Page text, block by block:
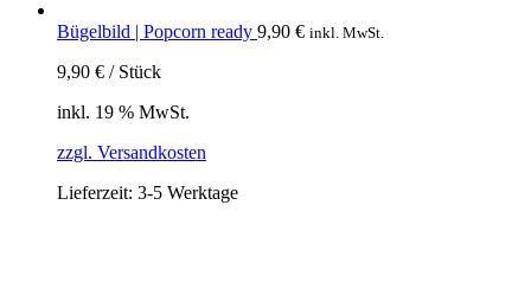
Bügelbild | Popcorn ready 9,90 € inkl. MwSt.
9,90 € / Stück
inkl. 19 % MwSt.
zzgl. Versandkosten
Lieferzeit: 3-5 Werktage